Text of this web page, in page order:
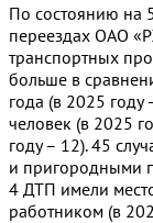
По состоянию на
переездах ОАО
транспортных
больше в
года (в 2025 году
человек (в 2025
году – 12). 45
и пригородными
4 ДТП имели
работником (в